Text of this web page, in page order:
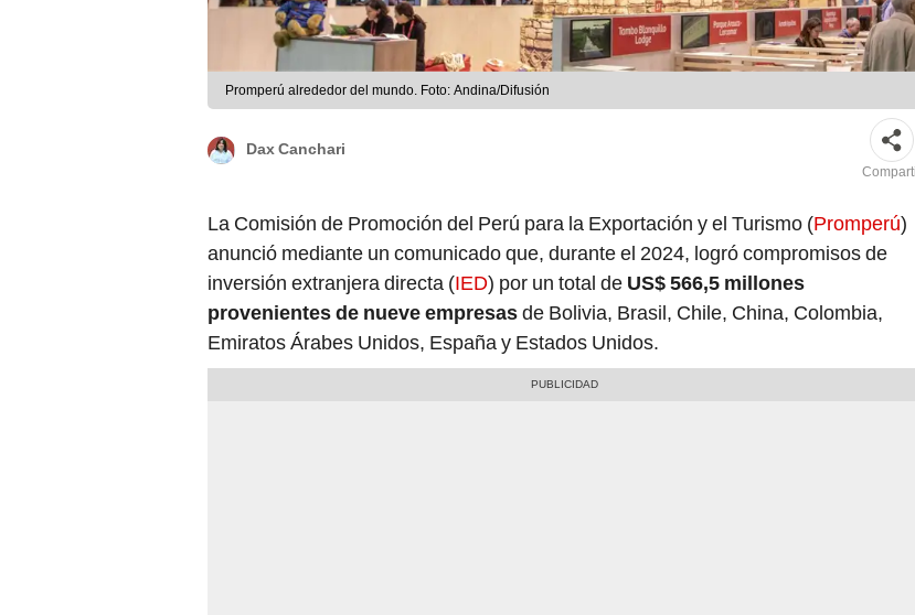
Promperú alrededor del mundo. Foto: Andina/Difusión
Dax Canchari
Compartir
Promperú)
inversión extranjera directa (IED) por un total deUS$ 566,5 millones
provenientes de nueve empresasde Bolivia, Brasil, Chile, China, Colombia,
Emiratos Árabes Unidos, España y Estados Unidos.